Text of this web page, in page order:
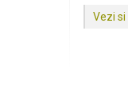
Vezi si